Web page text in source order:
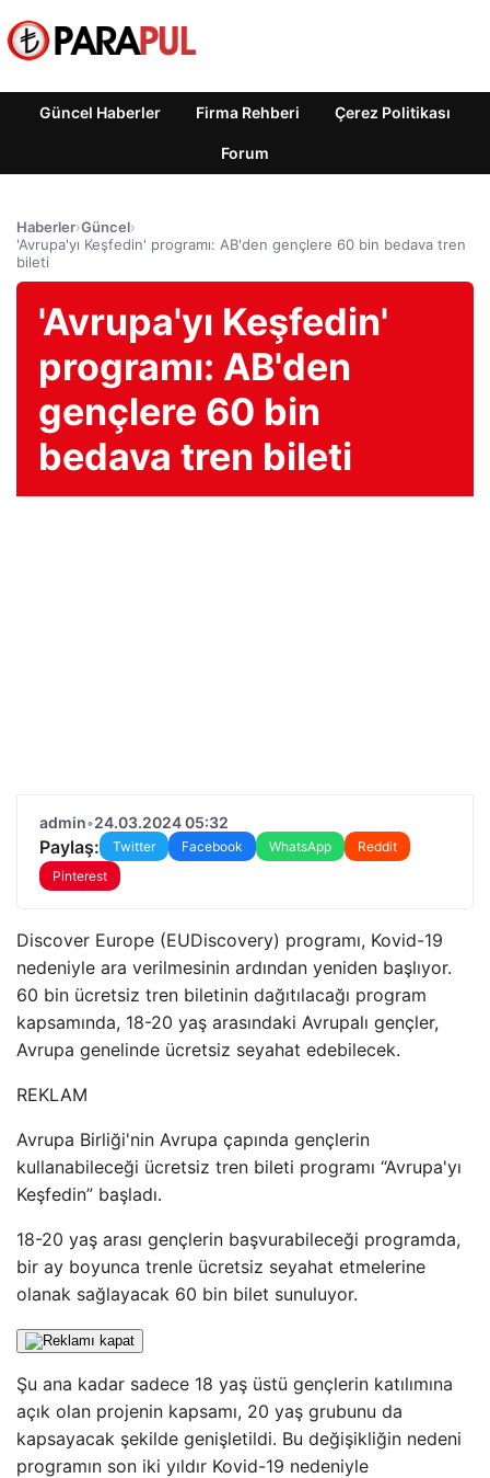
Güncel Haberler Firma Rehberi Çerez Politikası
Forum
Haberler›Güncel›
'Avrupa'yı Keşfedin' programı: AB'den gençlere 60 bin bedava tren
bileti
'Avrupa'yı Keşfedin'
programı: AB'den
gençlere 60 bin
bedava tren bileti
admin•24.03.2024 05:32
Paylaş: Twitter Facebook WhatsApp
Reddit
Pinterest
Discover Europe (EUDiscovery) programı, Kovid-19
nedeniyle ara verilmesinin ardından yeniden başlıyor.
60 bin ücretsiz tren biletinin dağıtılacağı program
kapsamında, 18-20 yaş arasındaki Avrupalı ​​gençler,
Avrupa genelinde ücretsiz seyahat edebilecek.
REKLAM
Avrupa Birliği'nin Avrupa çapında gençlerin
kullanabileceği ücretsiz tren bileti programı “Avrupa'yı
Keşfedin” başladı.
18-20 yaş arası gençlerin başvurabileceği programda,
bir ay boyunca trenle ücretsiz seyahat etmelerine
olanak sağlayacak 60 bin bilet sunuluyor.
Şu ana kadar sadece 18 yaş üstü gençlerin katılımına
açık olan projenin kapsamı, 20 yaş grubunu da
kapsayacak şekilde genişletildi. Bu değişikliğin nedeni
programın son iki yıldır Kovid-19 nedeniyle